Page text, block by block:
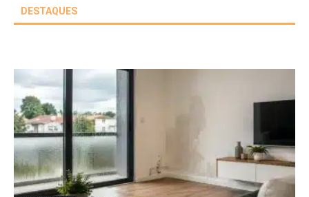
DESTAQUES